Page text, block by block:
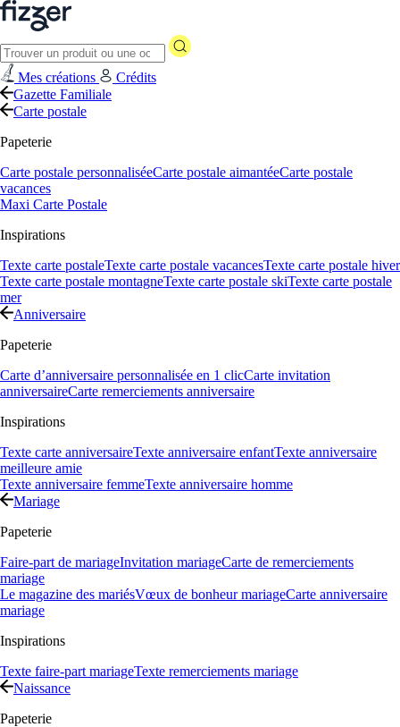
Mes créations
Crédits
Gazette Familiale
Carte postale
Papeterie
Carte postale personnaliséeCarte postale aimantéeCarte postale
vacances
Maxi Carte Postale
Inspirations
Texte carte postaleTexte carte postale vacancesTexte carte postale hiver
Texte carte postale montagneTexte carte postale skiTexte carte postale
mer
Anniversaire
Papeterie
Carte d’anniversaire personnalisée en 1 clicCarte invitation
anniversaireCarte remerciements anniversaire
Inspirations
Texte carte anniversaireTexte anniversaire enfantTexte anniversaire
meilleure amie
Texte anniversaire femmeTexte anniversaire homme
Mariage
Papeterie
Faire-part de mariageInvitation mariageCarte de remerciements
mariage
Le magazine des mariésVœux de bonheur mariageCarte anniversaire
mariage
Inspirations
Texte faire-part mariageTexte remerciements mariage
Naissance
Papeterie